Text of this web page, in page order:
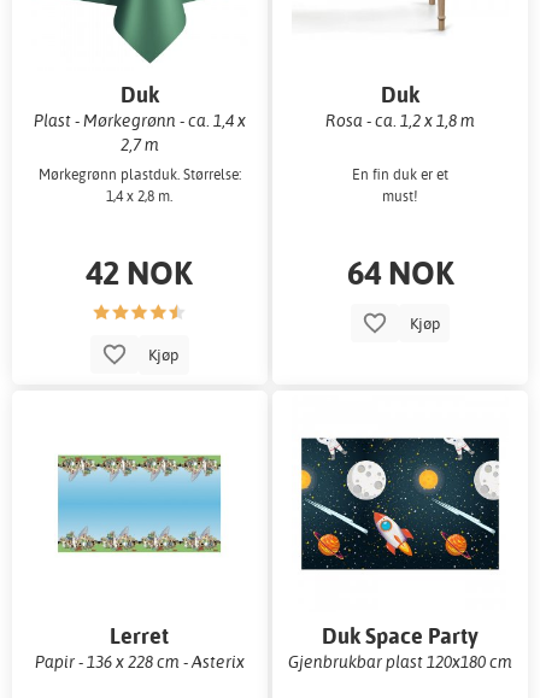
Duk
Plast - Mørkegrønn - ca. 1,4 x
2,7 m
Mørkegrønn plastduk. Størrelse:
1,4 x 2,8 m.
42 NOK
Kjøp
Duk
Rosa - ca. 1,2 x 1,8 m
En fin duk er et
must!
64 NOK
Kjøp
Lerret
Papir - 136 x 228 cm - Asterix
Duk Space Party
Gjenbrukbar plast 120x180 cm